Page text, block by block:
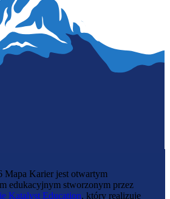
Mapa Karier jest otwartym
edukacyjnym stworzonym przez
Katalyst Education, który realizuje